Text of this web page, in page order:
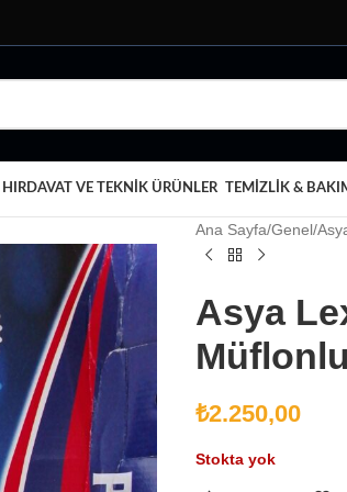
HIRDAVAT VE TEKNIK ÜRÜNLER TEMIZLIK &
Ana Sayfa Genel
Asya
₺2.250,00
Stokta yok